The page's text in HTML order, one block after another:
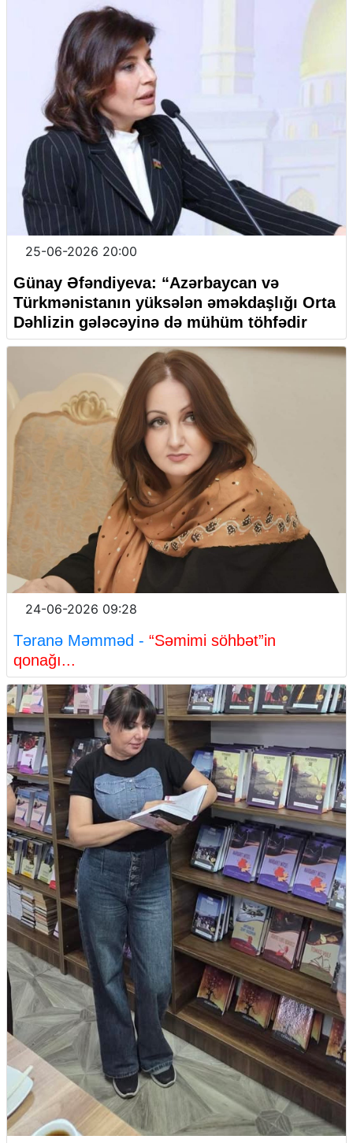
25-06-2026 20:00
Günay Əfəndiyeva: “Azərbaycan və
Türkmənistanın yüksələn əməkdaşlığı Orta
Dəhlizin gələcəyinə də mühüm töhfədir
24-06-2026 09:28
Təranə Məmməd - “Səmimi söhbət”in
qonağı...